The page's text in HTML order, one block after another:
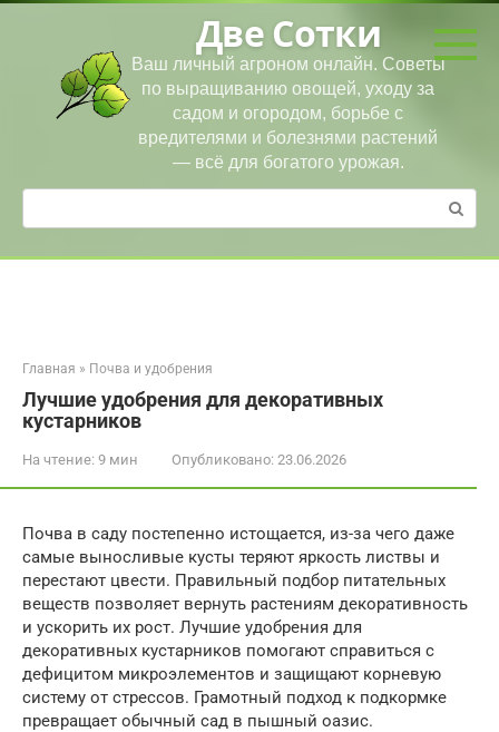
Перейти
Две Сотки
Ваш личный агроном онлайн. Советы
по выращиванию овощей, уходу за
садом и огородом, борьбе с
вредителями и болезнями растений
— всё для богатого урожая.
Поиск:
Главная » Почва и удобрения
Лучшие удобрения для декоративных
кустарников
На чтение: 9 мин Опубликовано: 23.06.2026
Почва в саду постепенно истощается, из-за чего даже
самые выносливые кусты теряют яркость листвы и
перестают цвести. Правильный подбор питательных
веществ позволяет вернуть растениям декоративность
и ускорить их рост. Лучшие удобрения для
декоративных кустарников помогают справиться с
дефицитом микроэлементов и защищают корневую
систему от стрессов. Грамотный подход к подкормке
превращает обычный сад в пышный оазис.